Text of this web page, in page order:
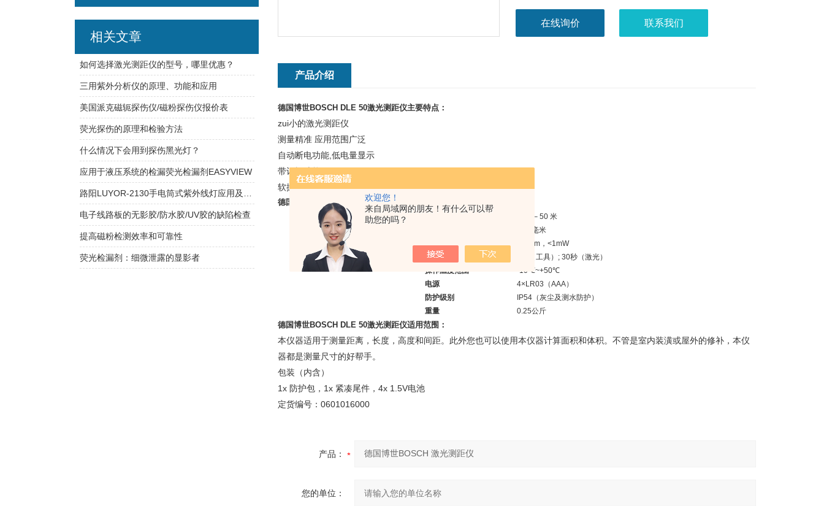
欢迎您！
来自局域网的朋友！有什么可以帮
助您的吗？
在线询价 联系我们
产品介绍
德国博世BOSCH DLE 50激光测距仪主要特点：
zui小的激光测距仪
测量精准 应用范围广泛
自动断电功能,低电量显示
带记忆功能
软握把
德国博世BOSCH DLE 50激光测距仪技术参数：
0.05 – 50 米
±1.5毫米
激光二管
635nm，<1mW
自动断电功能
5分（工具）; 30秒（激光）
操作温度范围
-10℃~+50℃
电源
4×LR03（AAA）
防护级别
IP54（灰尘及测水防护）
重量
0.25公斤
德国博世BOSCH DLE 50激光测距仪适用范围：
本仪器适用于测量距离，长度，高度和间距。此外您也可以使用本仪器计算面积和体积。不管是室内装潢或屋外的修补，本仪
器都是测量尺寸的好帮手。
包装（内含）
1x 防护包，1x 紧凑尾件，4x 1.5V电池
定货编号：0601016000
产品：
您的单位：
相关文章
如何选择激光测距仪的型号，哪里优惠？
三用紫外分析仪的原理、功能和应用
美国派克磁轭探伤仪/磁粉探伤仪报价表
荧光探伤的原理和检验方法
什么情况下会用到探伤黑光灯？
应用于液压系统的检漏荧光检漏剂EASYVIEW
电子线路板的无影胶/防水胶/UV胶的缺陷检查
提高磁粉检测效率和可靠性
荧光检漏剂：细微泄露的显影者